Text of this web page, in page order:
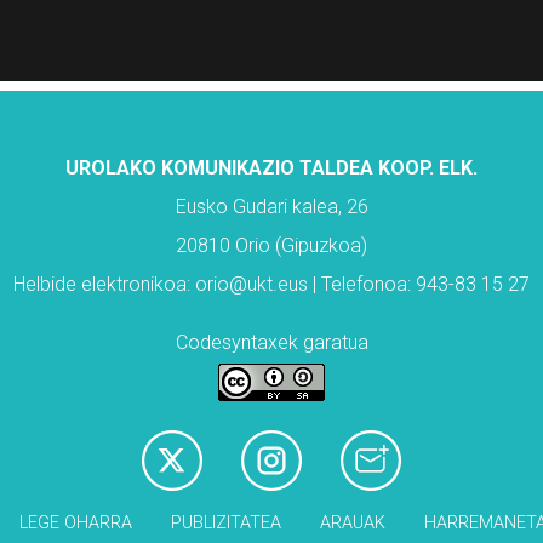
UROLAKO KOMUNIKAZIO TALDEA KOOP. ELK.
Eusko Gudari kalea, 26
20810 Orio (Gipuzkoa)
Helbide elektronikoa: orio@ukt.eus | Telefonoa: 943-83 15 27
Codesyntaxek garatua
LEGE OHARRA PUBLIZITATEA ARAUAK